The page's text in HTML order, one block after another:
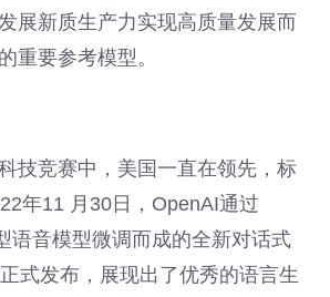
展新质生产力实现高质量发展而
重要参考模型。
技竞赛中，美国一直在领先，标
年11 月30日，OpenAI通过
语音模型微调而成的全新对话式
式发布，展现出了优秀的语言生